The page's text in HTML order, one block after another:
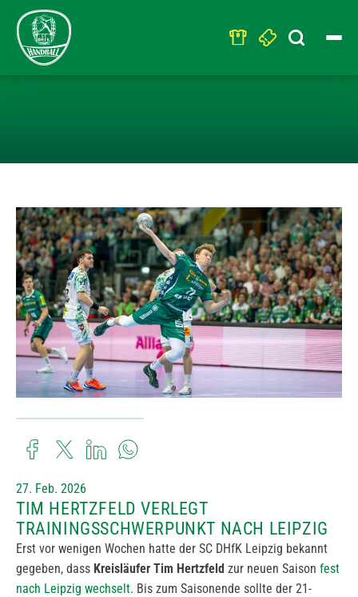
Search
for:
27. Feb. 2026
TIM HERTZFELD VERLEGT
TRAININGSSCHWERPUNKT NACH LEIPZIG
Erst vor wenigen Wochen hatte der SC DHfK Leipzig bekannt
gegeben, dass Kreisläufer Tim Hertzfeld zur neuen Saison fest
nach Leipzig wechselt. Bis zum Saisonende sollte der 21-